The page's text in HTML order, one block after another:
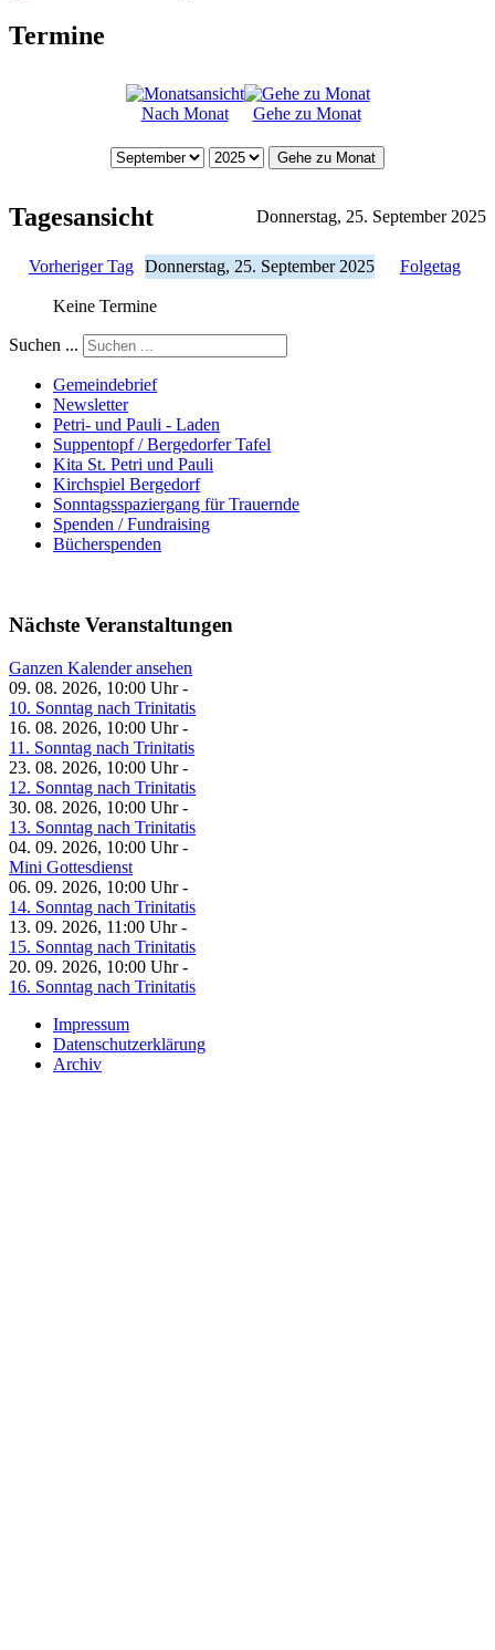
Termine
Nach Monat Gehe zu Monat
Gehe zu Monat
Tagesansicht Donnerstag, 25. September 2025
Vorheriger Tag Donnerstag, 25. September 2025 Folgetag
Keine Termine
Suchen ...
Gemeindebrief
Newsletter
Petri- und Pauli - Laden
Suppentopf / Bergedorfer Tafel
Kita St. Petri und Pauli
Kirchspiel Bergedorf
Sonntagsspaziergang für Trauernde
Spenden / Fundraising
Bücherspenden
Nächste Veranstaltungen
Ganzen Kalender ansehen
09. 08. 2026, 10:00 Uhr -
10. Sonntag nach Trinitatis
16. 08. 2026, 10:00 Uhr -
11. Sonntag nach Trinitatis
23. 08. 2026, 10:00 Uhr -
12. Sonntag nach Trinitatis
30. 08. 2026, 10:00 Uhr -
13. Sonntag nach Trinitatis
04. 09. 2026, 10:00 Uhr -
Mini Gottesdienst
06. 09. 2026, 10:00 Uhr -
14. Sonntag nach Trinitatis
13. 09. 2026, 11:00 Uhr -
15. Sonntag nach Trinitatis
20. 09. 2026, 10:00 Uhr -
16. Sonntag nach Trinitatis
Impressum
Datenschutzerklärung
Archiv